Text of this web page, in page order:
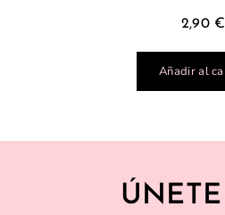
2,90 €
Añadir al